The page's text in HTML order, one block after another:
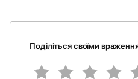
Поділіться своїми